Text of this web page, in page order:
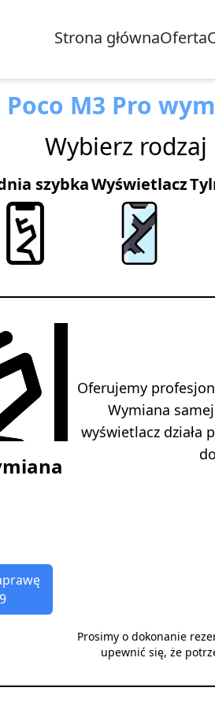
Strona głównaOferta
Poco M3 Pro
Wybierz
szybkaWyświetlacz
Oferujemy
Wymiana
wyświetlacz działa
Prosimy o dokonanie
upewnić się, że